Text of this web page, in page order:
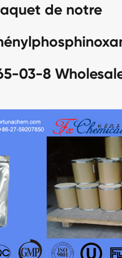
de notre
03-8